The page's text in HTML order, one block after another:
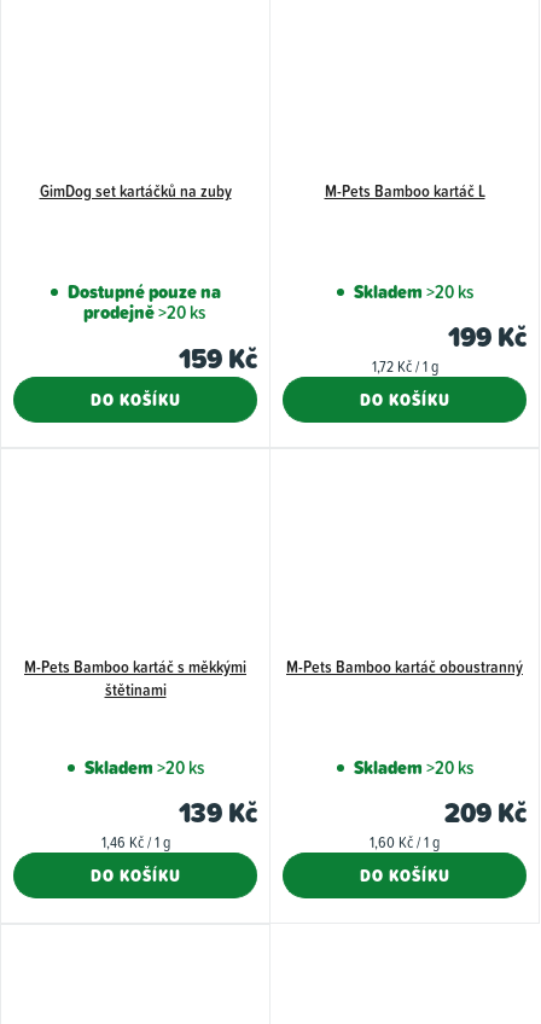
GimDog set kartáčků na zuby
Dostupné pouze na
prodejně>20 ks
159 Kč
DO KOŠÍKU
M-Pets Bamboo kartáč L
Skladem>20 ks
199 Kč
Měrná
1,72 Kč / 1 g
DO KOŠÍKU
M-Pets Bamboo kartáč s měkkými
štětinami
Skladem>20 ks
139 Kč
Měrná
1,46 Kč / 1 g
DO KOŠÍKU
M-Pets Bamboo kartáč oboustranný
Skladem>20 ks
209 Kč
Měrná
1,60 Kč / 1 g
DO KOŠÍKU